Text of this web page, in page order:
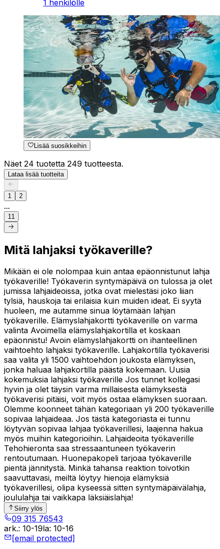
1 henkilölle
Lisää suosikkeihin
Näet 24 tuotetta 249 tuotteesta.
Lataa lisää tuotteita
1 2
...
11
Mitä lahjaksi työkaverille?
Mikään ei ole nolompaa kuin antaa epäonnistunut lahja
työkaverille! Työkaverin syntymäpäivä on tulossa ja olet
jumissa lahjaideoissa, jotka ovat mielestäsi joko liian
tylsiä, hauskoja tai erilaisia kuin muiden ideat. Ei syytä
huoleen, me autamme sinua löytämään lahjan
työkaverille. Elämyslahjakortti työkaverille on varma
valinta Avoimella elämyslahjakortilla et koskaan
epäonnistu! Avoin elämyslahjakortti on ihanteellinen
vaihtoehto lahjaksi työkaverille. Lahjakortilla työkaverisi
saa valita yli 1500 vaihtoehdon joukosta elämyksen,
jonka haluaa lahjakortilla päästä kokemaan. Uusia
kokemuksia lahjaksi työkaverille Jos tunnet kollegasi
hyvin ja olet täysin varma millaisesta elämyksestä
työkaverisi pitäisi, voit myös ostaa elämyksen suoraan.
Olemme koonneet tähän kategoriaan yli 200 työkaverille
sopivaa lahjaideaa. Jos tästä kategoriasta ei tunnu
löytyvän sopivaa lahjaa työkaverillesi, laajenna hakua
myös muihin kategorioihin. Lahjaideoita työkaverille
Tehohieronta saa stressaantuneen työkaverin
rentoutumaan. Huonepakopeli tarjoaa työkaverille
pientä jännitystä. Minkä tahansa reaktion toivotkin
saavuttavasi, meiltä löytyy hienoja elämyksiä
työkaverillesi, olipa kyseessä sitten syntymäpäivälahja,
joululahja tai vaikkapa läksiäislahja!
Siirry ylös
09 315 76543
ark.: 10-19la: 10-16
[email protected]